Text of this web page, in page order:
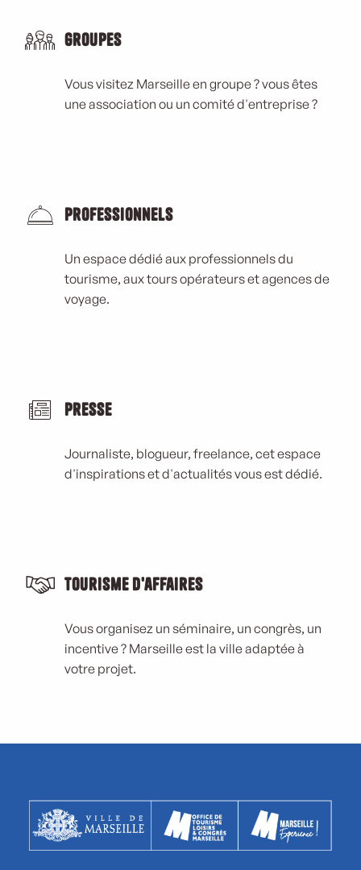
Groupes
Vous visitez Marseille en groupe ? vous êtes
une association ou un comité d'entreprise ?
Professionnels
Un espace dédié aux professionnels du
tourisme, aux tours opérateurs et agences de
voyage.
Presse
Journaliste, blogueur, freelance, cet espace
d'inspirations et d'actualités vous est dédié.
Tourisme d'affaires
Vous organisez un séminaire, un congrès, un
incentive ? Marseille est la ville adaptée à
votre projet.